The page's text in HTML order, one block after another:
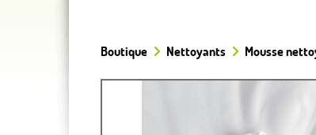
Boutique Nettoyants Mousse